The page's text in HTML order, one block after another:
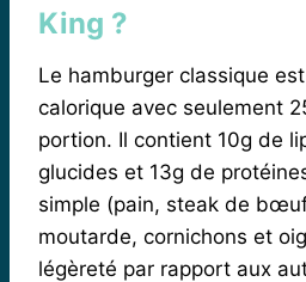
King ?
Le hamburger classique
calorique avec seulement
portion. Il contient 10g de
glucides et 13g de
simple (pain, steak de
moutarde, cornichons et
légèreté par rapport aux